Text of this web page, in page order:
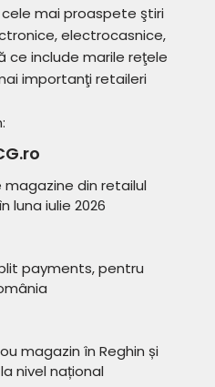
mai proaspete ştiri
electrocasnice,
ce include marile reţele
importanţi retaileri
din retailul
luna iulie 2026
payments, pentru
magazin în Reghin și
nivel național